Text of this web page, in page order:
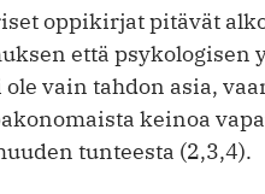
oppikirjat pitävät
että psykologisen
vain tahdon asia,
keinoa
tunteesta (2,3,4).